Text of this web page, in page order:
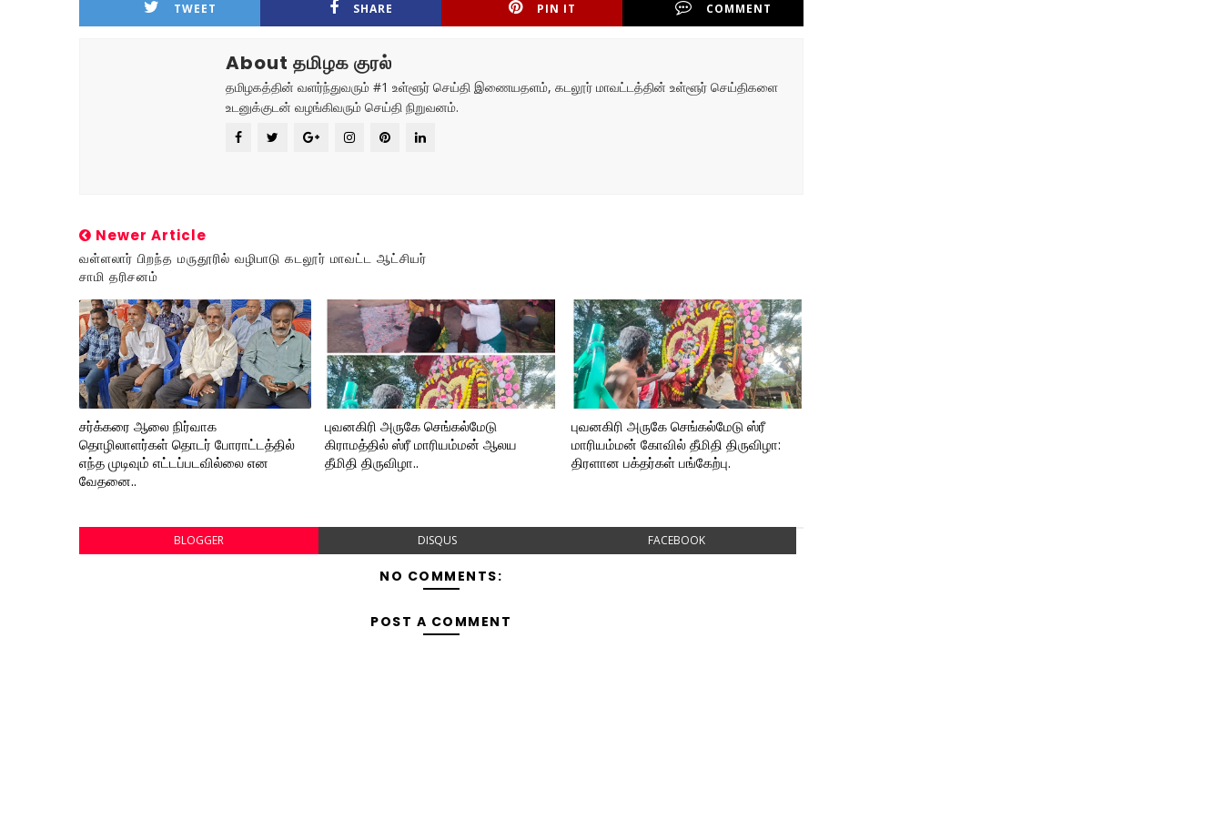
TWEET SHARE PIN IT COMMENT
About தமிழக குரல்
தமிழகத்தின் வளர்ந்துவரும் #1 உள்ளூர் செய்தி இணையதளம், கடலூர் மாவட்டத்தின் உள்ளூர் செய்திகளை
உடனுக்குடன் வழங்கிவரும் செய்தி நிறுவனம்.
Newer Article
வள்ளலார் பிறந்த மருதூரில் வழிபாடு கடலூர் மாவட்ட ஆட்சியர்
சாமி தரிசனம்
சர்க்கரை ஆலை நிர்வாக
தொழிலாளர்கள் தொடர் போராட்டத்தில்
எந்த முடிவும் எட்டப்படவில்லை என
வேதனை..
புவனகிரி அருகே செங்கல்மேடு
கிராமத்தில் ஸ்ரீ மாரியம்மன் ஆலய
தீமிதி திருவிழா..
புவனகிரி அருகே செங்கல்மேடு ஸ்ரீ
மாரியம்மன் கோவில் தீமிதி திருவிழா:
திரளான பக்தர்கள் பங்கேற்பு.
BLOGGER DISQUS FACEBOOK
NO COMMENTS:
POST A COMMENT